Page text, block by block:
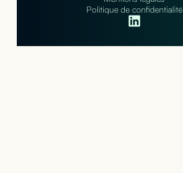
Politique de confidentialité